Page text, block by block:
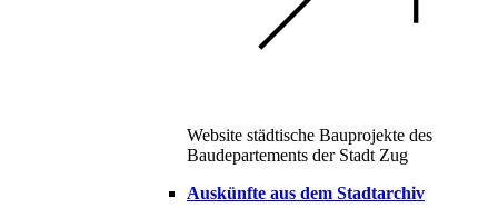
Website städtische Bauprojekte des
Baudepartements der Stadt Zug
Auskünfte aus dem Stadtarchiv